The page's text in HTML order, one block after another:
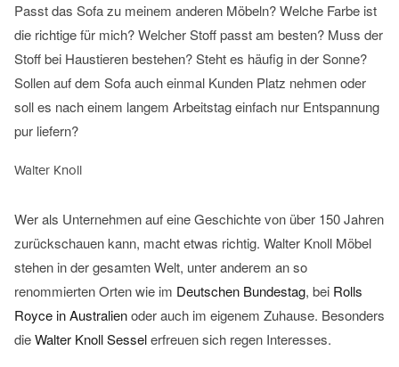
YouTube
immer
entsperren
Passt das Sofa zu meinem anderen Möbeln? Welche Farbe ist
die richtige für mich? Welcher Stoff passt am besten? Muss der
Stoff bei Haustieren bestehen? Steht es häufig in der Sonne?
Sollen auf dem Sofa auch einmal Kunden Platz nehmen oder
soll es nach einem langem Arbeitstag einfach nur Entspannung
pur liefern?
Walter Knoll
Wer als Unternehmen auf eine Geschichte von über 150 Jahren
zurückschauen kann, macht etwas richtig. Walter Knoll Möbel
stehen in der gesamten Welt, unter anderem an so
renommierten Orten wie im Deutschen Bundestag, bei Rolls
Royce in Australienoder auch im eigenem Zuhause. Besonders
dieWalter Knoll Sesselerfreuen sich regen Interesses.
Mit
dem
Laden